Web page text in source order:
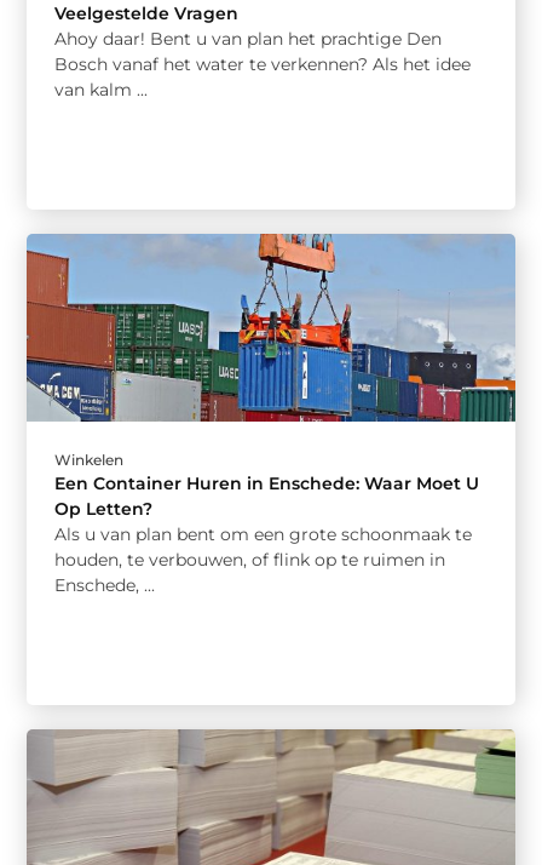
Veelgestelde Vragen
Ahoy daar! Bent u van plan het prachtige Den
Bosch vanaf het water te verkennen? Als het idee
van kalm ...
Winkelen
Een Container Huren in Enschede: Waar Moet U
Op Letten?
Als u van plan bent om een grote schoonmaak te
houden, te verbouwen, of flink op te ruimen in
Enschede, ...